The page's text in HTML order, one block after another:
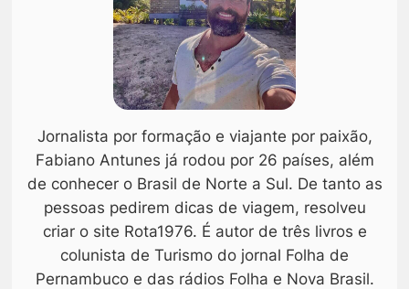
Jornalista por formação e viajante por paixão,
Fabiano Antunes já rodou por 26 países, além
de conhecer o Brasil de Norte a Sul. De tanto as
pessoas pedirem dicas de viagem, resolveu
criar o site Rota1976. É autor de três livros e
colunista de Turismo do jornal Folha de
Pernambuco e das rádios Folha e Nova Brasil.